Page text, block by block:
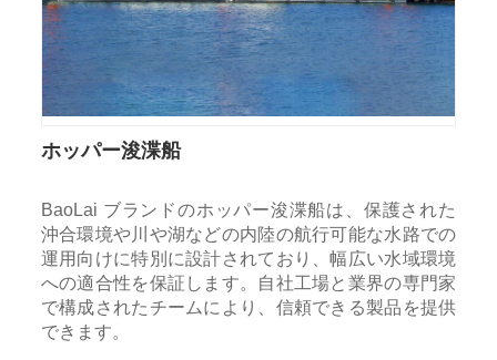
ホッパー浚渫船
BaoLai ブランドのホッパー浚渫船は、保護された
沖合環境や川や湖などの内陸の航行可能な水路での
運用向けに特別に設計されており、幅広い水域環境
への適合性を保証します。自社工場と業界の専門家
で構成されたチームにより、信頼できる製品を提供
できます。